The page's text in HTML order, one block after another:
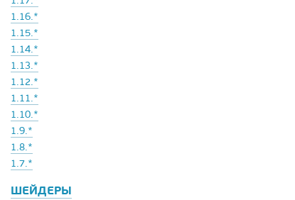
1.16.*
1.15.*
1.14.*
1.13.*
1.12.*
1.11.*
1.10.*
1.9.*
1.8.*
1.7.*
ШЕЙДЕРЫ